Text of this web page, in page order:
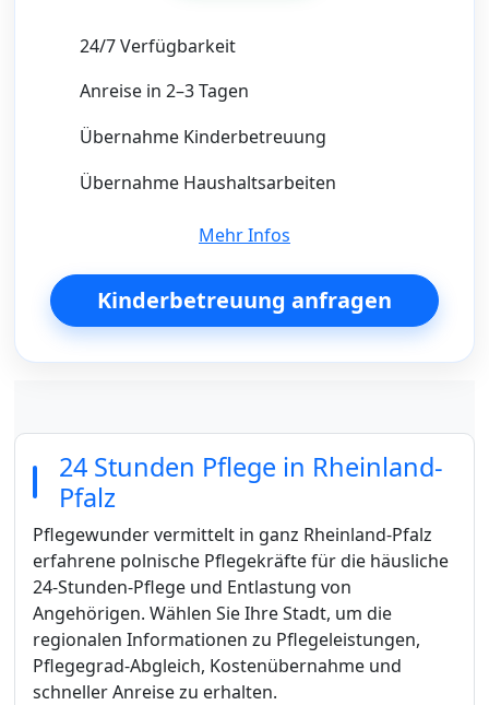
24/7 Verfügbarkeit
Anreise in 2–3 Tagen
Übernahme Kinderbetreuung
Übernahme Haushaltsarbeiten
Mehr Infos
Kinderbetreuung anfragen
24 Stunden Pflege in Rheinland-
Pfalz
Pflegewunder vermittelt in ganz Rheinland-Pfalz
erfahrene polnische Pflegekräfte für die häusliche
24-Stunden-Pflege und Entlastung von
Angehörigen. Wählen Sie Ihre Stadt, um die
regionalen Informationen zu Pflegeleistungen,
Pflegegrad-Abgleich, Kostenübernahme und
schneller Anreise zu erhalten.